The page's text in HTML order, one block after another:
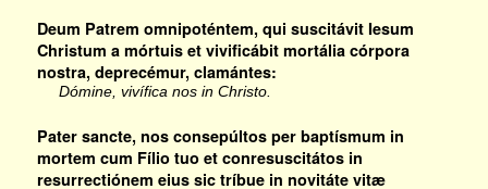
Deum Patrem omnipoténtem, qui suscitávit Iesum
Christum a mórtuis et vivificábit mortália córpora
nostra, deprecémur, clamántes:
Dómine, vivífica nos in Christo.
Pater sancte, nos consepúltos per baptísmum in
mortem cum Fílio tuo et conresuscitátos in
resurrectiónem eius sic tríbue in novitáte vitæ